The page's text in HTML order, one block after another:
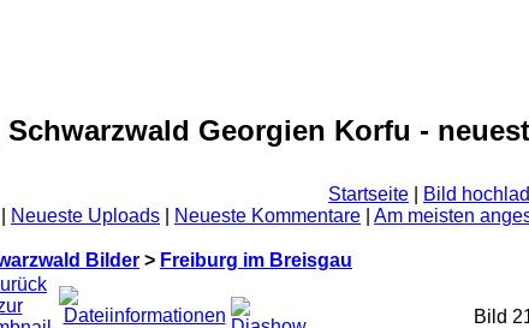
Georgien Korfu -
Startseite
Bild
Neueste Uploads Neueste Kommentare Am meisten
Bilder > Freiburg im Breisgau
Bild